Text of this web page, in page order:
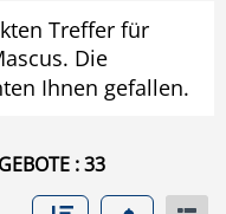
Treffer für
Die
Ihnen gefallen.
: 33